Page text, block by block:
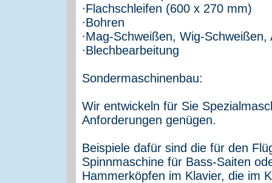
∙Flachschleifen (600 x 270 mm)
∙Bohren
∙Mag-Schweißen, Wig-Schweißen,
∙Blechbearbeitung
Sondermaschinenbau:
Wir entwickeln für Sie
Anforderungen genügen.
Beispiele dafür sind die für den
Spinnmaschine für Bass-Saiten
Hammerköpfen im Klavier, die im